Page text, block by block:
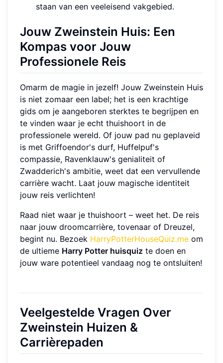
staan van een veeleisend vakgebied.
Jouw Zweinstein Huis: Een
Kompas voor Jouw
Professionele Reis
Omarm de magie in jezelf! Jouw Zweinstein Huis
is niet zomaar een label; het is een krachtige
gids om je aangeboren sterktes te begrijpen en
te vinden waar je echt thuishoort in de
professionele wereld. Of jouw pad nu geplaveid
is met Griffoendor's durf, Huffelpuf's
compassie, Ravenklauw's genialiteit of
Zwadderich's ambitie, weet dat een vervullende
carrière wacht. Laat jouw magische identiteit
jouw reis verlichten!
Raad niet waar je thuishoort – weet het. De reis
naar jouw droomcarrière, tovenaar of Dreuzel,
begint nu. Bezoek HarryPotterHouseQuiz.me om
de ultieme Harry Potter huisquiz te doen en
jouw ware potentieel vandaag nog te ontsluiten!
Veelgestelde Vragen Over
Zweinstein Huizen &
Carrièrepaden